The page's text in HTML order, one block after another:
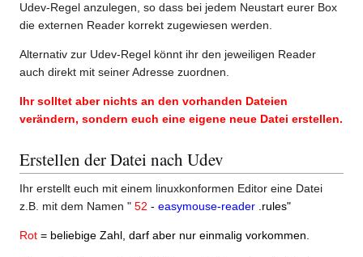
Udev-Regel anzulegen, so dass bei jedem Neustart eurer Box
die externen Reader korrekt zugewiesen werden.
Alternativ zur Udev-Regel könnt ihr den jeweiligen Reader
auch direkt mit seiner Adresse zuordnen.
Ihr solltet aber nichts an den vorhanden Dateien
verändern, sondern euch eine eigene neue Datei erstellen.
Erstellen der Datei nach Udev
Ihr erstellt euch mit einem linuxkonformen Editor eine Datei
z.B. mit dem Namen " 52 - easymouse-reader .rules"
Rot = beliebige Zahl, darf aber nur einmalig vorkommen.